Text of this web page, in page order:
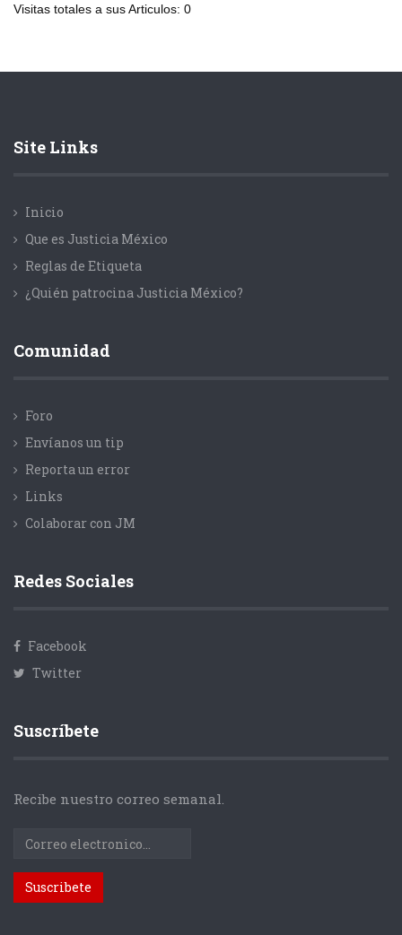
Visitas totales a sus Articulos: 0
Site Links
Inicio
Que es Justicia México
Reglas de Etiqueta
¿Quién patrocina Justicia México?
Comunidad
Foro
Envíanos un tip
Reporta un error
Links
Colaborar con JM
Redes Sociales
Facebook
Twitter
Suscríbete
Recibe nuestro correo semanal.